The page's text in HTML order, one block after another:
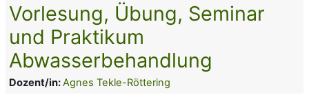
Vorlesung, Übung, Seminar
und Praktikum
Abwasserbehandlung
Dozent/in:Agnes Tekle-Röttering